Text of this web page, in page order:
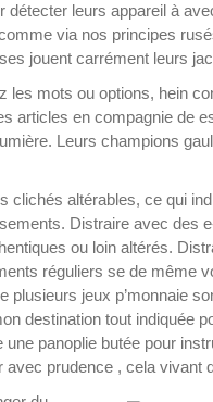
leurs appareil à
via nos principes
jouent carrément leurs
mots ou options, hein
articles en compagnie de
Leurs champions
clichés altérables, ce qui
Distraire avec des
ou loin altérés.
réguliers se de même
jeux p’monnaie
destination tout indiquée
panoplie butée pour
prudence , cela vivant